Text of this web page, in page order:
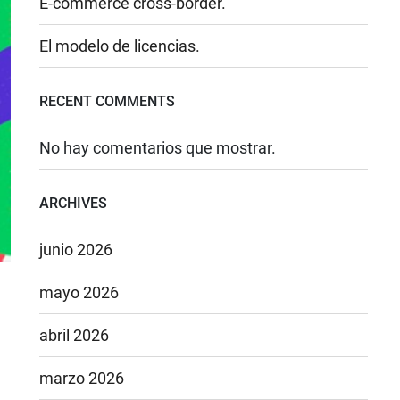
El modelo de licencias.
RECENT COMMENTS
No hay comentarios que mostrar.
ARCHIVES
junio 2026
mayo 2026
abril 2026
marzo 2026